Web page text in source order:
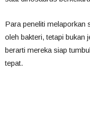
Para peneliti melaporkan
oleh bakteri, tetapi bukan
berarti mereka siap
tepat.